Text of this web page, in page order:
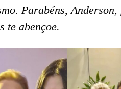
Parabéns,
te abençoe.